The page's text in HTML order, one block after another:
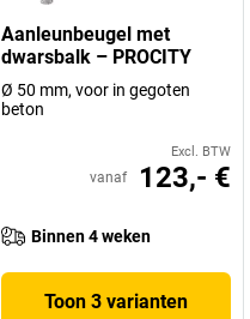
Aanleunbeugel met
dwarsbalk – PROCITY
Ø 50 mm, voor in gegoten
beton
Excl. BTW
vanaf 123,- €
Binnen 4 weken
Toon 3 varianten